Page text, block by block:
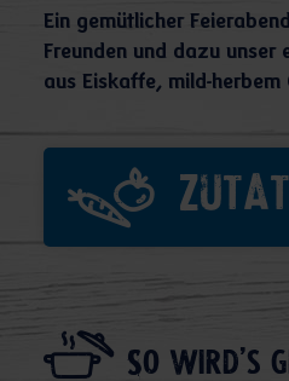
Ein gemütlicher
Freunden und dazu
aus Eiskaffe, mild-herbem
So wird's